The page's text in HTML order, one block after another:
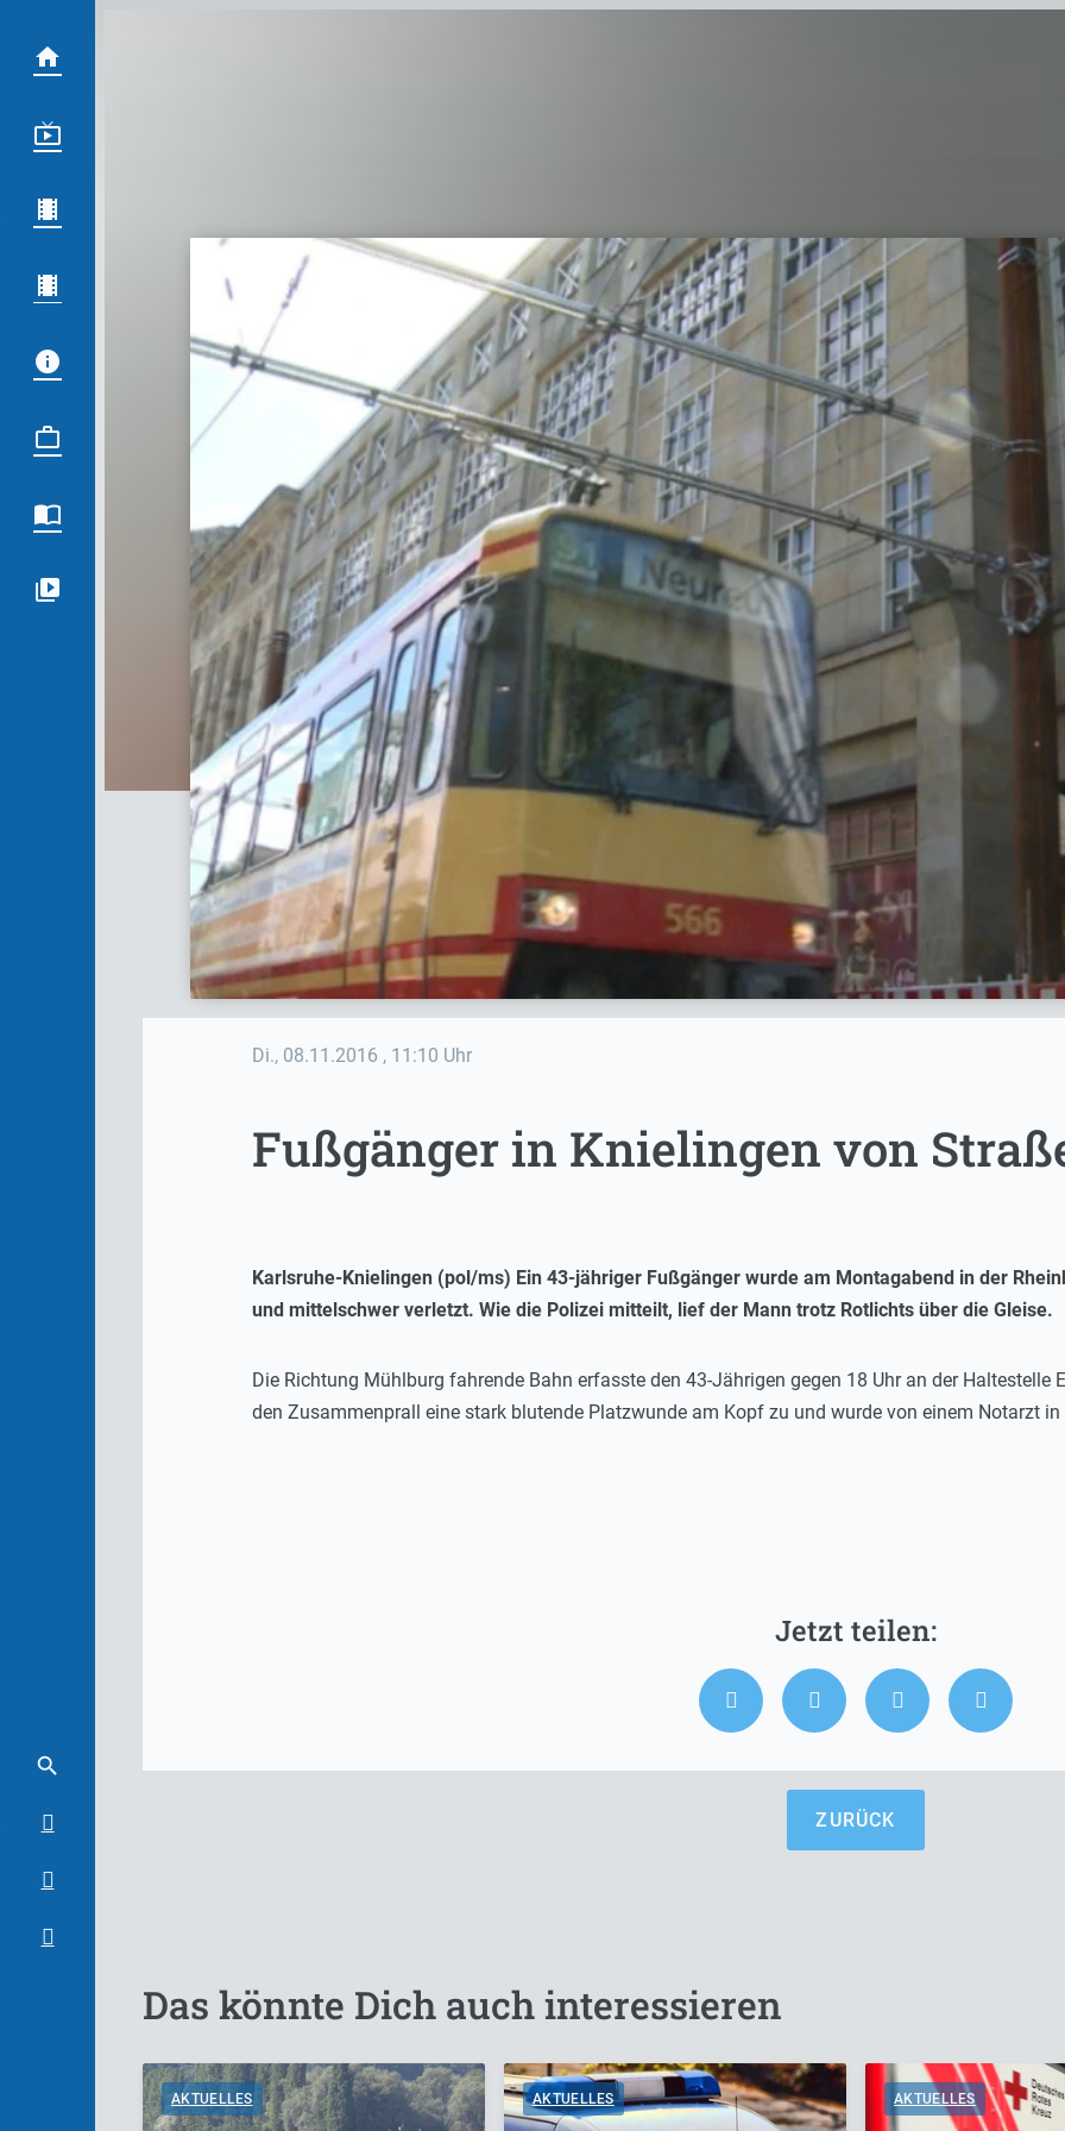
Di., 08.11.2016 , 11:10 Uhr
Fußgänger in Knielingen von
Karlsruhe-Knielingen (pol/ms) Ein 43-jähriger Fußgänger wurde am Montagabend in der
und mittelschwer verletzt. Wie die Polizei mitteilt, lief der Mann trotz Rotlichts über die Gleise.
Die Richtung Mühlburg fahrende Bahn erfasste den 43-Jährigen gegen 18 Uhr an der
den Zusammenprall eine stark blutende Platzwunde am Kopf zu und wurde von einem Notarzt
ZURÜCK
Das könnte Dich auch interessieren
AKTUELLES AKTUELLES AKTUELLES